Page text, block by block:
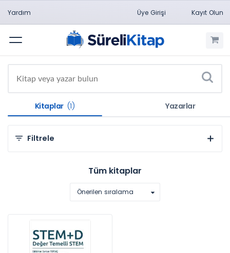
Yardım Üye Girişi Kayıt Olun
Menü
Kitaplar (1) Yazarlar
Filtrele
Konulara Göre
Yayınevlerine Göre
Tüm kitaplar
Önerilen sıralama